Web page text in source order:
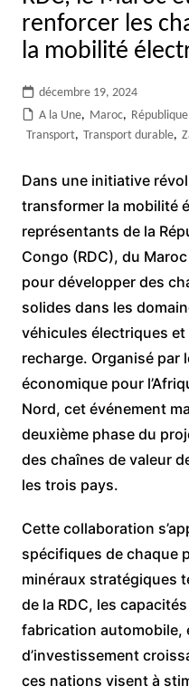
renforcer les
la mobilité
décembre 19, 2024
A la Une, Maroc,
Transport, Transport durable,
Dans une initiative
transformer la mobilité
représentants de la
Congo (RDC), du
pour développer des
solides dans les
véhicules électriques
recharge. Organisé par
économique pour
Nord, cet événement
deuxième phase du
des chaînes de valeur
les trois pays.
Cette collaboration
spécifiques de chaque
minéraux stratégiques
de la RDC, les
fabrication automobile,
d’investissement
ces nations visent à